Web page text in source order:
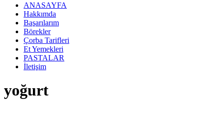
ANASAYFA
Hakkımda
Başarılarım
Börekler
Çorba Tarifleri
Et Yemekleri
PASTALAR
İletişim
yoğurt